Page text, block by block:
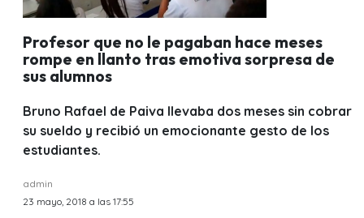
Profesor que no le pagaban hace meses
rompe en llanto tras emotiva sorpresa de
sus alumnos
Bruno Rafael de Paiva llevaba dos meses sin cobrar
su sueldo y recibió un emocionante gesto de los
estudiantes.
admin
23 mayo, 2018 a las 17:55